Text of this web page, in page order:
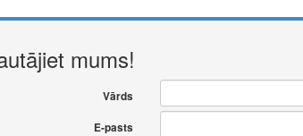
mums!
Vārds
E-pasts